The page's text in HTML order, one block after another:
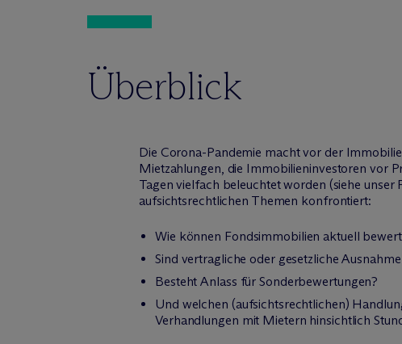
Überblick
Die Corona-Pandemie macht vor der
Mietzahlungen, die Immobilieninvestoren vor
Tagen vielfach beleuchtet worden (siehe unser
aufsichtsrechtlichen Themen konfrontiert:
Wie können Fondsimmobilien aktuell
Sind vertragliche oder gesetzliche
Besteht Anlass für Sonderbewertungen?
Und welchen (aufsichtsrechtlichen)
Verhandlungen mit Mietern hinsichtlich